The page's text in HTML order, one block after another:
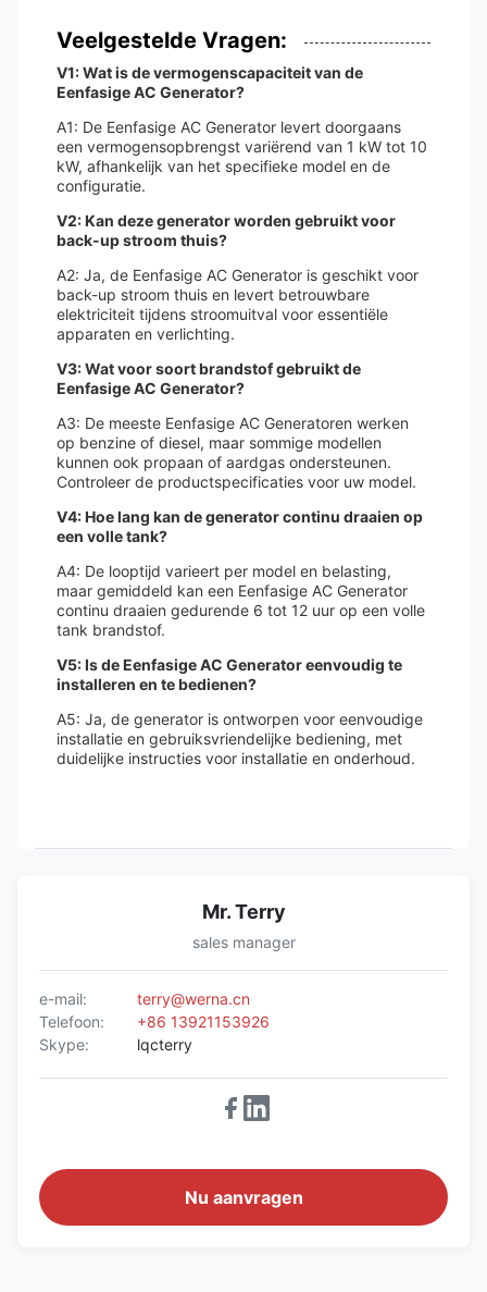
Veelgestelde Vragen:
V1: Wat is de vermogenscapaciteit van de
Eenfasige AC Generator?
A1: De Eenfasige AC Generator levert doorgaans
een vermogensopbrengst variërend van 1 kW tot 10
kW, afhankelijk van het specifieke model en de
configuratie.
V2: Kan deze generator worden gebruikt voor
back-up stroom thuis?
A2: Ja, de Eenfasige AC Generator is geschikt voor
back-up stroom thuis en levert betrouwbare
elektriciteit tijdens stroomuitval voor essentiële
apparaten en verlichting.
V3: Wat voor soort brandstof gebruikt de
Eenfasige AC Generator?
A3: De meeste Eenfasige AC Generatoren werken
op benzine of diesel, maar sommige modellen
kunnen ook propaan of aardgas ondersteunen.
Controleer de productspecificaties voor uw model.
V4: Hoe lang kan de generator continu draaien op
een volle tank?
A4: De looptijd varieert per model en belasting,
maar gemiddeld kan een Eenfasige AC Generator
continu draaien gedurende 6 tot 12 uur op een volle
tank brandstof.
V5: Is de Eenfasige AC Generator eenvoudig te
installeren en te bedienen?
A5: Ja, de generator is ontworpen voor eenvoudige
installatie en gebruiksvriendelijke bediening, met
duidelijke instructies voor installatie en onderhoud.
Mr. Terry
sales manager
e-mail:
terry@werna.cn
Telefoon:
+86 13921153926
Skype:
lqcterry
Nu aanvragen